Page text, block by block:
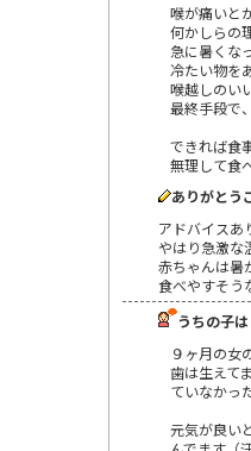
喉が痛いと
何かしらの
急に暑くな
冷たい物を
喉越しのい
最終手段で
できれば食
無理して食
ありがとう
アドバイスあ
やはり急激な
赤ちゃんは暑
食べやすそう
うちの子は
９ヶ月の女
歯は生えて
ていなかっ
元気が良い